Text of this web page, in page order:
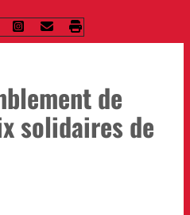
de
solidaires de